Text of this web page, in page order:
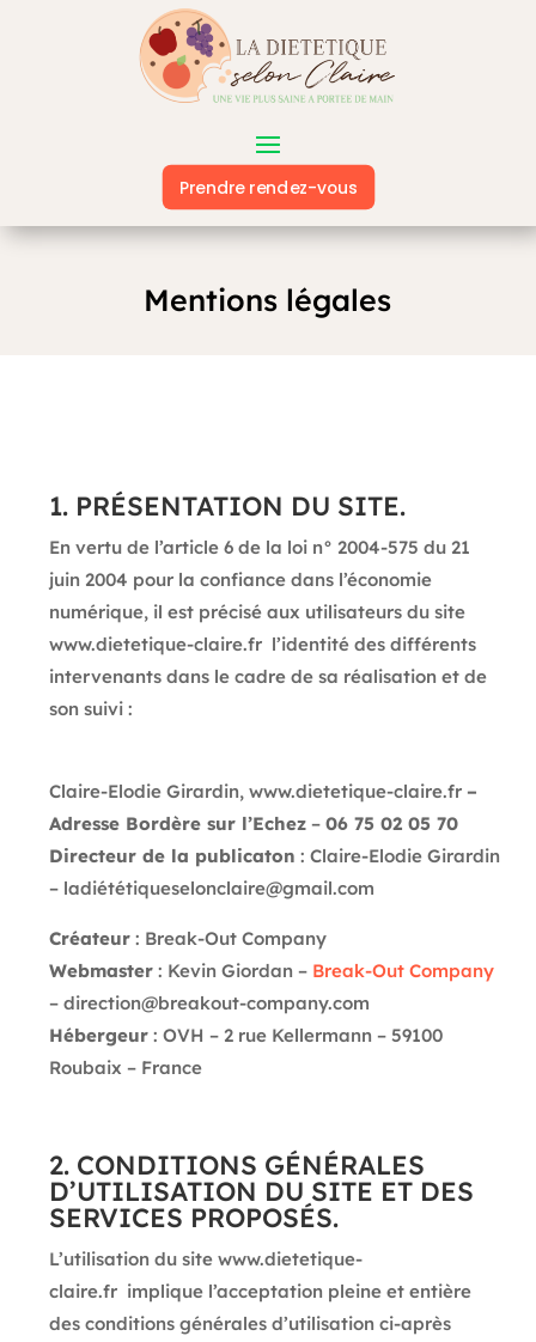
Prendre rendez-vous
Mentions légales
1. PRÉSENTATION DU SITE.
En vertu de l’article 6 de la loi n° 2004-575 du 21
juin 2004 pour la confiance dans l’économie
numérique, il est précisé aux utilisateurs du site
www.dietetique-claire.fr l’identité des différents
intervenants dans le cadre de sa réalisation et de
son suivi :
Claire-Elodie Girardin, www.dietetique-claire.fr –
Adresse Bordère sur l’Echez– 06 75 02 05 70
Directeur de la publicaton : Claire-Elodie Girardin
– ladiététiqueselonclaire@gmail.com
Créateur : Break-Out Company
Webmaster : Kevin Giordan – Break-Out Company
– direction@breakout-company.com
Hébergeur : OVH – 2 rue Kellermann – 59100
Roubaix – France
2. CONDITIONS GÉNÉRALES
D’UTILISATION DU SITE ET DES
SERVICES PROPOSÉS.
L’utilisation du sitewww.dietetique-
claire.fr implique l’acceptation pleine et entière
des conditions générales d’utilisation ci-après